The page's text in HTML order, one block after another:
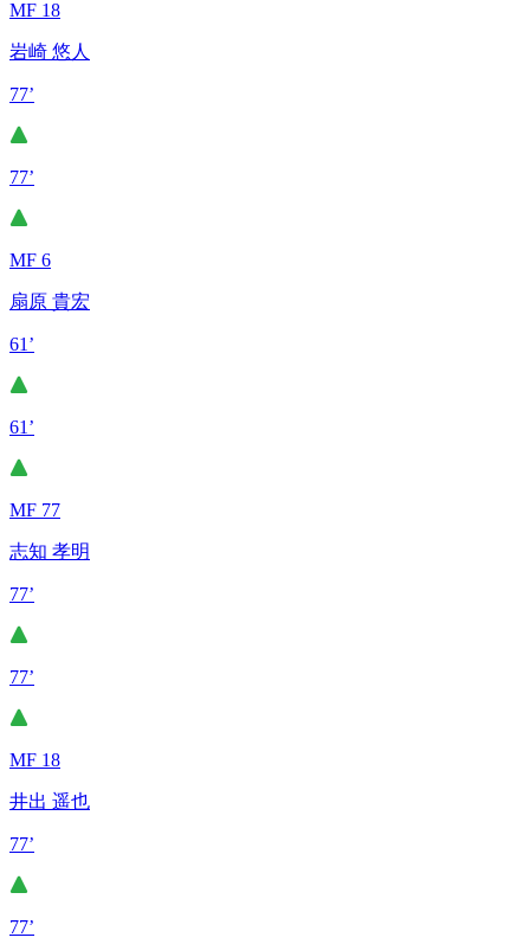
MF 18
岩崎 悠人
77’
77’
MF 6
扇原 貴宏
61’
61’
MF 77
志知 孝明
77’
77’
MF 18
井出 遥也
77’
77’